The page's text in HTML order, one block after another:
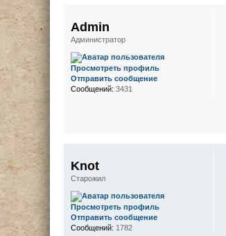
Admin
Администратор
Просмотреть профиль
Отправить сообщение
Сообщений: 3431
Knot
Старожил
Просмотреть профиль
Отправить сообщение
Сообщений: 1782